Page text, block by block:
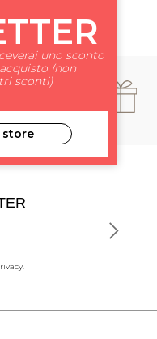
uno sconto
(non
sconti)
store